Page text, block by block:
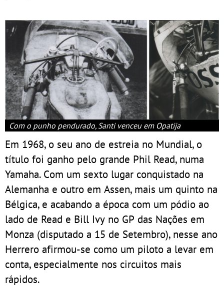
Com o punho pendurado, Santi venceu em Opatija
Em 1968, o seu ano de estreia no Mundial, o
título foi ganho pelo grande Phil Read, numa
Yamaha. Com um sexto lugar conquistado na
Alemanha e outro em Assen, mais um quinto na
Bélgica, e acabando a época com um pódio ao
lado de Read e Bill Ivy no GP das Nações em
Monza (disputado a 15 de Setembro), nesse ano
Herrero afirmou-se como um piloto a levar em
conta, especialmente nos circuitos mais
rápidos.